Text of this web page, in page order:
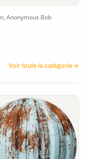
Anonymous Bob
Voir toute la catégorie